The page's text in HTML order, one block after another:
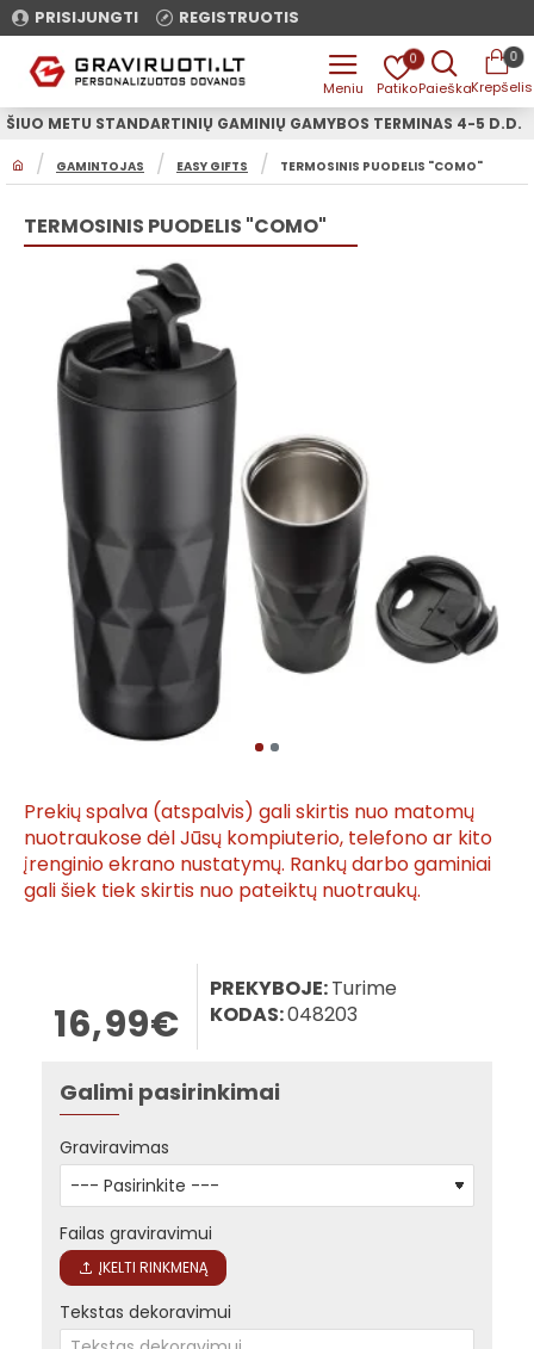
PRISIJUNGTI REGISTRUOTIS
0 0
O
E
GAMINTOJAS EASY GIFTS TERMOSINIS PUODELIS "COMO"
ŠIUO METU STANDARTINIŲ GAMINIŲ GAMYBOS TERMINAS 4-5 D.D.
TERMOSINIS PUODELIS "COMO"
Prekių spalva (atspalvis) gali skirtis nuo matomų
nuotraukose dėl Jūsų kompiuterio, telefono ar kito
įrenginio ekrano nustatymų. Rankų darbo gaminiai
gali šiek tiek skirtis nuo pateiktų nuotraukų.
16,99€
PREKYBOJE:Turime
KODAS:048203
Galimi pasirinkimai
Graviravimas
Failas graviravimui
ĮKELTI RINKMENĄ
Tekstas dekoravimui